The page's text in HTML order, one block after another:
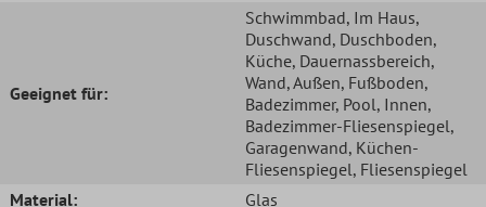
Geeignet für:
Schwimmbad, Im Haus,
Duschwand, Duschboden,
Küche, Dauernassbereich,
Wand, Außen, Fußboden,
Badezimmer, Pool, Innen,
Badezimmer-Fliesenspiegel,
Garagenwand, Küchen-
Fliesenspiegel, Fliesenspiegel
Material:
Glas